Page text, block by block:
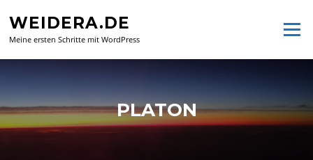
Inhalt
springen
WEIDERA.DE
Meine ersten Schritte mit WordPress
Menü
PLATON